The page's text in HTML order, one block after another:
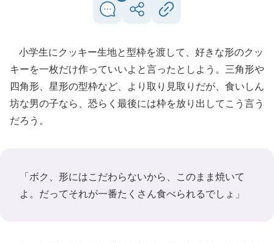
小学生にクッキー生地と型枠を渡して、好きな形のクッ
キーを一枚だけ作っていいよと言ったとしよう。三角形や
四角形、星形の型枠など、より取り見取りだが、食いしん
坊な男の子なら、恐らく最後には枠を放り出してこう言う
だろう。
「ボク、形にはこだわらないから、このまま焼いて
よ。だってそれが一番たくさん食べられるでしょ」